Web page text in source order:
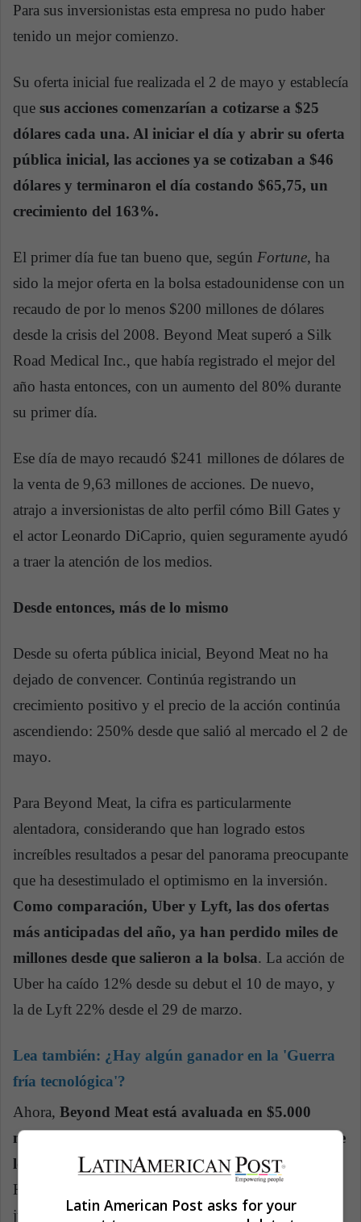
Para sus inversionistas esta empresa no pudo haber
tenido un mejor comienzo.
Su oferta inicial fue realizada el 2 de mayo y establecía
que sus acciones comenzarían a cotizarse a $25
dólares cada una. Al iniciar el día y abrir su oferta
pública inicial, las acciones ya se cotizaban a $46
dólares y terminaron el día costando $65,75, un
crecimiento del 163%.
El primer día fue tan bueno que, según Fortune, ha
sido la mejor oferta en la bolsa estadounidense con un
recaudo de por lo menos $200 millones de dólares
desde la crisis del 2008. Beyond Meat superó a Silk
Road Medical Inc., que había registrado el mejor del
año hasta entonces, con un aumento del 80% durante
su primer día.
Ese día de mayo recaudó $241 millones de dólares de
la venta de 9,63 millones de acciones. De nuevo,
atrajo a inversionistas de alto perfil cómo Bill Gates y
el actor Leonardo DiCaprio, quien seguramente ayudó
a traer la atención de los medios.
Desde entonces, más de lo mismo
Desde su oferta pública inicial, Beyond Meat no ha
dejado de convencer. Continúa registrando un
crecimiento positivo y el precio de la acción continúa
ascendiendo: 250% desde que salió al mercado el 2 de
mayo.
Para Beyond Meat, la cifra es particularmente
alentadora, considerando que han logrado estos
increíbles resultados a pesar del panorama preocupante
que ha desestimulado el optimismo en la inversión.
Como comparación, Uber y Lyft, las dos ofertas
más anticipadas del año, ya han perdido miles de
millones desde que salieron a la bolsa. La acción de
Uber ha caído 12% desde su debut el 10 de mayo, y
la de Lyft 22% desde el 29 de marzo.
Lea también: ¿Hay algún ganador en la 'Guerra
fría tecnológica'?
Ahora, Beyond Meat está avaluada en $5.000
millones de dólares, $1.200 millones por encima de
lo que valían al terminar su primer día en bolsa
Han tenido otros días espectaculares, como lo fue el
jueves pasado, cuando se hicieron públicos sus
Latin American Post asks for your